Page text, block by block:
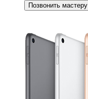
Позвонить мастеру